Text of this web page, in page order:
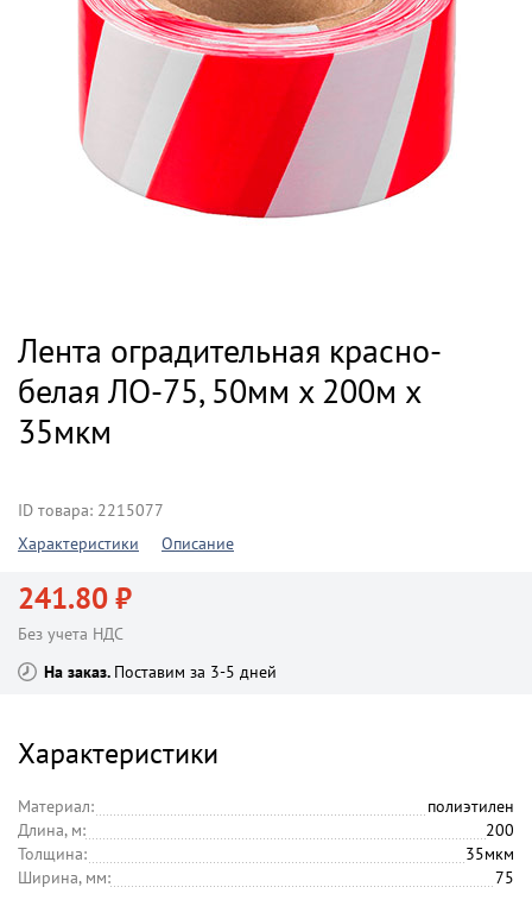
Контакты
Лента оградительная красно-
белая ЛО-75, 50мм x 200м х
35мкм
ID товара: 2215077
Характеристики
Описание
241.80 ₽
Без учета НДС
На заказ Поставим за 3-5 дней
Характеристики
Материал:
полиэтилен
Длина, м:
200
Толщина:
35мкм
Ширина, мм:
75